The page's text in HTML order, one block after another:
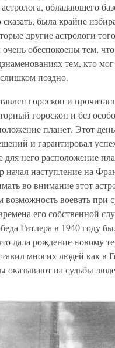
обладающего
была крайне
другие астрологи
обеспокоены тем,
тем, кто
поздно.
гороскоп и
гороскоп и без
планет. Этот
и гарантировал
для него расположение
начал наступление на
во внимание этот
возможность воевать
его собственной
Гитлера в 1940 году
дала рождение новому
многих людей как в
оказывают на судьбы